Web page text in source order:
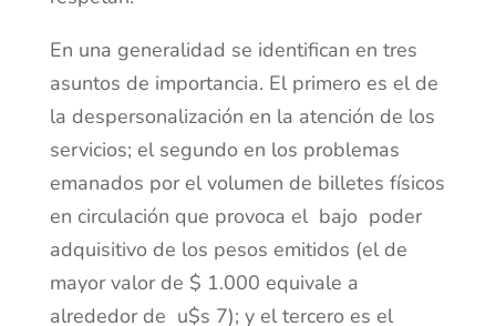
En una generalidad se identifican en tres
asuntos de importancia. El primero es el de
la despersonalización en la atención de los
servicios; el segundo en los problemas
emanados por el volumen de billetes físicos
en circulación que provoca el bajo poder
adquisitivo de los pesos emitidos (el de
mayor valor de $ 1.000 equivale a
alrededor de u$s 7); y el tercero es el